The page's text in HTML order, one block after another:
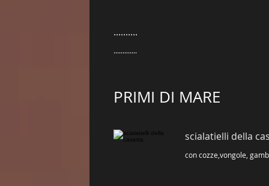
..........
.............
PRIMI DI MARE
scialatielli della